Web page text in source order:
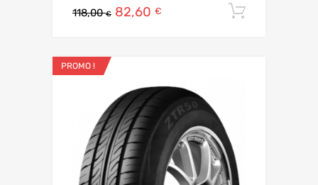
118,00€ 82,60 €
PROMO !